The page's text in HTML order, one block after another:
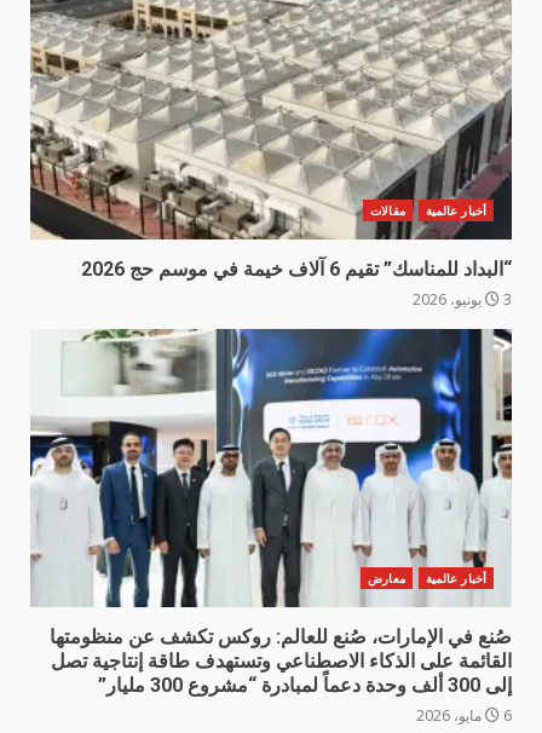
أخبار عالمية مقالات
“البداد للمناسك” تقيم 6 آلاف خيمة في موسم حج 2026
3 يونيو، 2026
أخبار عالمية معارض
صُنع في الإمارات، صُنع للعالم: روكس تكشف عن منظومتها
القائمة على الذكاء الاصطناعي وتستهدف طاقة إنتاجية تصل
إلى 300 ألف وحدة دعماً لمبادرة “مشروع 300 مليار”
6 مايو، 2026